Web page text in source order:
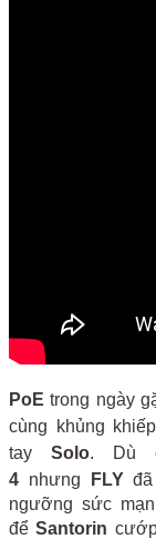
PoE trong ngày
cùng khủng
tay Solo. Dù
4 nhưng FLYđã
ngưỡng sức
đểSantorin